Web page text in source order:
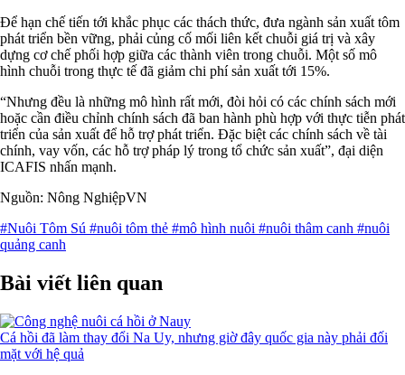
Để hạn chế tiến tới khắc phục các thách thức, đưa ngành sản xuất tôm
phát triển bền vững, phải củng cố mối liên kết chuỗi giá trị và xây
dựng cơ chế phối hợp giữa các thành viên trong chuỗi. Một số mô
hình chuỗi trong thực tế đã giảm chi phí sản xuất tới 15%.
“Nhưng đều là những mô hình rất mới, đòi hỏi có các chính sách mới
hoặc cần điều chỉnh chính sách đã ban hành phù hợp với thực tiễn phát
triển của sản xuất để hỗ trợ phát triển. Đặc biệt các chính sách về tài
chính, vay vốn, các hỗ trợ pháp lý trong tổ chức sản xuất”, đại diện
ICAFIS nhấn mạnh.
Nguồn: Nông NghiệpVN
#Nuôi Tôm Sú #nuôi tôm thẻ #mô hình nuôi #nuôi thâm canh #nuôi
quảng canh
Bài viết liên quan
Cá hồi đã làm thay đổi Na Uy, nhưng giờ đây quốc gia này phải đối
mặt với hệ quả